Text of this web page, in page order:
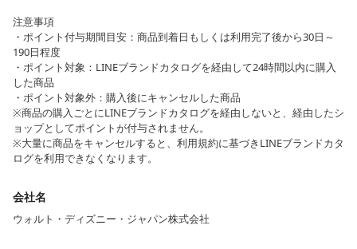
注意事項
・ポイント付与期間目安：商品到着日もしくは利用完了後から30日～
190日程度
・ポイント対象：LINEブランドカタログを経由して24時間以内に購入
した商品
・ポイント対象外：購入後にキャンセルした商品
※商品の購入ごとにLINEブランドカタログを経由しないと、経由したシ
ョップとしてポイントが付与されません。
※大量に商品をキャンセルすると、利用規約に基づきLINEブランドカタ
ログを利用できなくなります。
会社名
ウォルト・ディズニー・ジャパン株式会社